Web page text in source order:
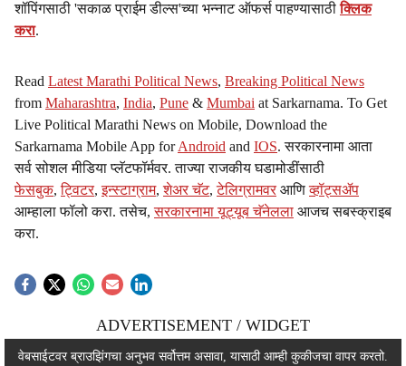
शॉपिंगसाठी 'सकाळ प्राईम डील्स'च्या भन्नाट ऑफर्स पाहण्यासाठीक्लिक
करा.
Read Latest Marathi Political News, Breaking Political News
from Maharashtra, India, Pune & Mumbai at Sarkarnama. To Get
Live Political Marathi News on Mobile, Download the
Sarkarnama Mobile App forAndroid and IOS. सरकारनामा आता
सर्व सोशल मीडिया प्लॅटफॉर्मवर. ताज्या राजकीय घडामोडींसाठी
फेसबुक,ट्विटर,इन्स्टाग्राम,शेअर चॅट,टेलिग्रामवर आणिव्हॉट्सॲप
आम्हाला फॉलो करा. तसेच,सरकारनामा यूट्यूब चॅनेलला आजच सबस्क्राइब
करा.
ADVERTISEMENT / WIDGET
ADVERTISEMENT / WIDGET
वेबसाईटवर ब्राउझिंगचा अनुभव सर्वोत्तम असावा, यासाठी आम्ही कुकीजचा वापर करतो.